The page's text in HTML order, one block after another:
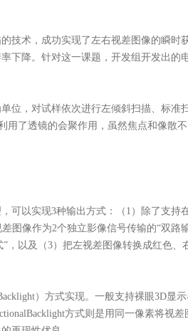
技术，成功实现了左右视差图像的瞬时
下降。针对这一课题，开发组开发出的
位，对试样依次进行左倾斜扫描、标准
了透镜的会聚作用，虽然焦点和像散
以实现3种输出方式：（1）除了支持
图像作为2个独立影像信号传输的“双路
，以及（3）把左视差图像转换成红色
）方式实现。一般支持裸眼3D显
方式则是用同一像素将视